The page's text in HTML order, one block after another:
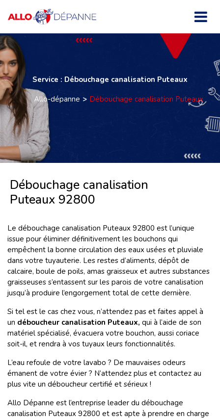
Service : Débouchage canalisation Puteaux
Allo-dépanne
Débouchage canalisation Puteaux
Débouchage canalisation
Puteaux 92800
Le débouchage canalisation Puteaux 92800 est l’unique
issue pour éliminer définitivement les bouchons qui
empêchent la bonne circulation des eaux usées et pluviale
dans votre tuyauterie. Les restes d’aliments, dépôt de
calcaire, boule de poils, amas graisseux et autres substances
graisseuses s’entassent sur les parois de votre canalisation
jusqu’à produire l’engorgement total de cette dernière.
Si tel est le cas chez vous, n’attendez pas et faites appel à
un déboucheur canalisation Puteaux, qui à l’aide de son
matériel spécialisé, évacuera votre bouchon, aussi coriace
soit-il, et rendra à vos tuyaux leurs fonctionnalités.
L’eau refoule de votre lavabo ? De mauvaises odeurs
émanent de votre évier ? N’attendez plus et contactez au
plus vite un déboucheur certifié et sérieux !
Allo Dépanne est l’entreprise leader du débouchage
canalisation Puteaux 92800 et est apte à prendre en charge